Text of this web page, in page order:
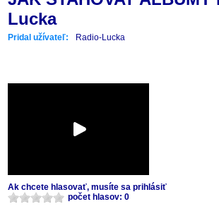
Lucka
Pridal užívateľ: Radio-Lucka
Ak chcete hlasovať, musíte sa prihlásiť
počet hlasov: 0